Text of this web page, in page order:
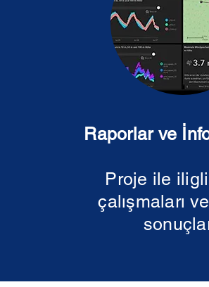
Raporlar ve
Proje ile
çalışmaları